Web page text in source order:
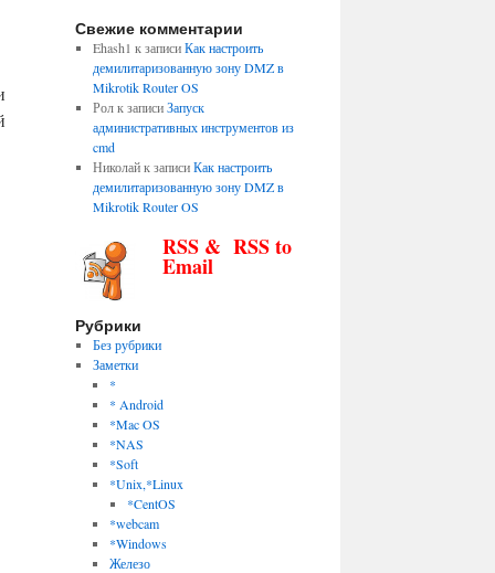
Свежие комментарии
Ehash1 к записиКак настроить
демилитаризованную зону DMZ в
Mikrotik Router OS
Ролк записиЗапуск
административных инструментов из
cmd
Николайк записиКак настроить
демилитаризованную зону DMZ в
Mikrotik Router OS
RSS & RSS to
Email
Рубрики
Без рубрики
Заметки
*
* Android
*Mac OS
*NAS
*Soft
*Unix,*Linux
*CentOS
*webcam
*Windows
Железо